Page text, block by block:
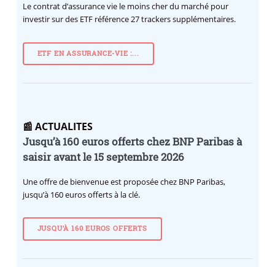
Le contrat d’assurance vie le moins cher du marché pour
investir sur des ETF référence 27 trackers supplémentaires.
ETF EN ASSURANCE-VIE :...
📰 ACTUALITES
Jusqu’à 160 euros offerts chez BNP Paribas à
saisir avant le 15 septembre 2026
Une offre de bienvenue est proposée chez BNP Paribas,
jusqu’à 160 euros offerts à la clé.
JUSQU’À 160 EUROS OFFERTS